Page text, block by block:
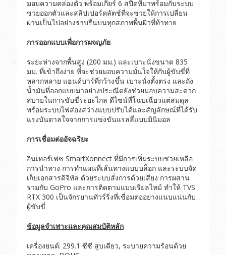
มอบความคล่องตัว พร้อมเกียร์ 6 สปีดที่มาพร้อมกับระบบ
ช่วยออกตัวและสลิปเปอร์คลัตช์ที่จะช่วยให้การเปลี่ยน
ผ่านเป็นไปอย่างราบรื่นบนทุกสภาพพื้นผิวที่ท้าทาย
การออกแบบเพื่อการผจญภัย
ระยะห่างจากพื้นสูง (200 มม.) และเบาะนั่งขนาด 835
มม. ที่เข้าถึงง่าย ที่จะช่วยมอบความมั่นใจให้กับผู้ขับขี่ที่
หลากหลาย แฮนด์บาร์ที่กว้างขึ้น เบาะนั่งตั้งตรง และถัง
น้ำมันที่ออกแบบมาอย่างประณีตยังช่วยมอบความสะดวก
สบายในการขับขี่ระยะไกล ดีไซน์ที่โฉบเฉี่ยวแต่สมดุล
พร้อมระบบไฟส่องสว่างแบบปรับได้และสัญลักษณ์ที่ได้รับ
แรงบันดาลใจจากการแข่งขันแรลลี่แบบมินิมอล
การเชื่อมต่ออัจฉริยะ
อินเทอร์เฟซ SmartXonnect ที่มีการเพิ่มระบบช่วยเหลือ
การนำทาง การทำแผนที่เส้นทางแบบบล็อก และระบบจัด
เก็บเอกสารดิจิทัล ด้วยระบบสั่งการด้วยเสียง การผสาน
รวมกับ GoPro และการติดตามแบบเรียลไทม์ ทำให้ TVS
RTX 300 เป็นจักรยานทัวร์ริ่งที่เชื่อมต่ออย่างแนบแน่นกับ
ผู้ขับขี่
ข้อมูลจำเพาะและคุณสมบัติหลัก
เครื่องยนต์: 299.1 ซีซี สูบเดียว, ระบายความร้อนด้วย